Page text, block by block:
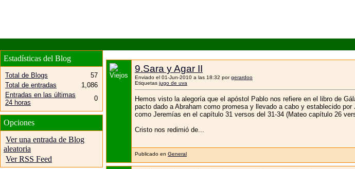
9.Sara y Agar II
Enviado el 01-Jun-2010 a las 18:32 porgerardoo
Etiquetas jugo de uva
Hemos visto la alegoría que el apóstol Pablo nos refiere en el libro de
pacto dado a Abraham como promesa y llevado a cabo y establecido
como Jeremías en el capítulo 31 versos del 31-34 (Mateo capítulo 26
Cristo nos redimió de...
Publicado en General
Estadísticas del Blog
Total de Blogs
57
Total de entradas
1,086
Entradas en las últimas
24 horas
0
Opciones
Ver una entrada de Blog
aleatoria
Ver RSS Feed